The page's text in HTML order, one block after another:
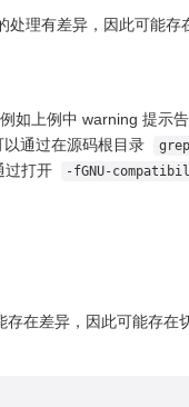
理有差异，因此可能
如上例中 warning 提示
通过在源码根目录
过打开 -fGNU-
在差异，因此可能存在